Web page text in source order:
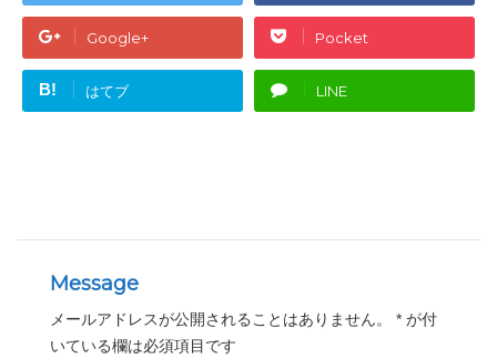
Google+ Pocket
B! はてブ LINE
Message
メールアドレスが公開されることはありません。 * が付
いている欄は必須項目です